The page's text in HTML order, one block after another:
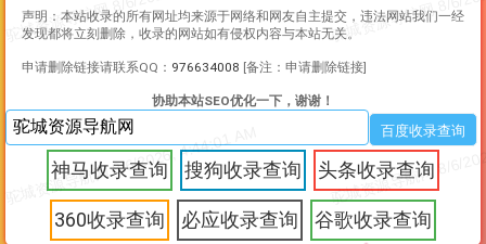
声明：本站收录的所有网址均来源于网络和网友自主提交，违法网站我们一经
发现都将立刻删除，收录的网站如有侵权内容与本站无关。
申请删除链接请联系QQ： 976634008 [备注：申请删除链接]
协助本站SEO优化一下，谢谢！
神马收录查询 搜狗收录查询 头条收录查询
360收录查询 必应收录查询 谷歌收录查询